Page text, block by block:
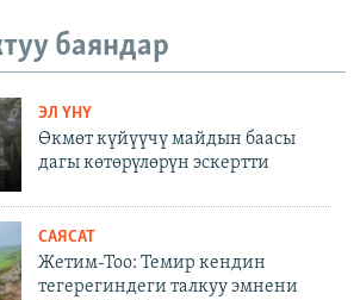
баяндар
ЭЛ ҮНҮ
Өкмөт күйүүчү майдын баасы
дагы көтөрүлөрүн эскертти
САЯСАТ
Жетим-Тоо: Темир кендин
тегерегиндеги талкуу эмнени